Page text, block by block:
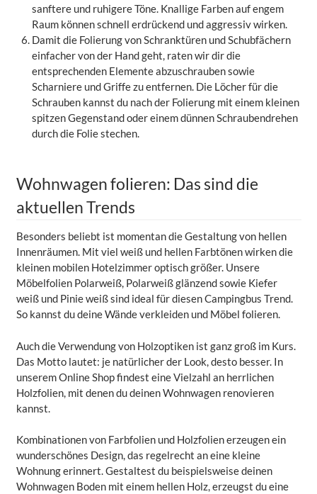
sanftere und ruhigere Töne. Knallige Farben auf engem
Raum können schnell erdrückend und aggressiv wirken.
Damit die Folierung von Schranktüren und Schubfächern
einfacher von der Hand geht, raten wir dir die
entsprechenden Elemente abzuschrauben sowie
Scharniere und Griffe zu entfernen. Die Löcher für die
Schrauben kannst du nach der Folierung mit einem kleinen
spitzen Gegenstand oder einem dünnen Schraubendrehen
durch die Folie stechen.
Wohnwagen folieren: Das sind die
aktuellen Trends
Besonders beliebt ist momentan die Gestaltung von hellen
Innenräumen. Mit viel weiß und hellen Farbtönen wirken die
kleinen mobilen Hotelzimmer optisch größer. Unsere
Möbelfolien Polarweiß, Polarweiß glänzend sowie Kiefer
weiß und Pinie weiß sind ideal für diesen Campingbus Trend.
So kannst du deine Wände verkleiden und Möbel folieren.
Auch die Verwendung von Holzoptiken ist ganz groß im Kurs.
Das Motto lautet: je natürlicher der Look, desto besser. In
unserem Online Shop findest eine Vielzahl an herrlichen
Holzfolien, mit denen du deinen Wohnwagen renovieren
kannst.
Kombinationen von Farbfolien und Holzfolien erzeugen ein
wunderschönes Design, das regelrecht an eine kleine
Wohnung erinnert. Gestaltest du beispielsweise deinen
Wohnwagen Boden mit einem hellen Holz, erzeugst du eine